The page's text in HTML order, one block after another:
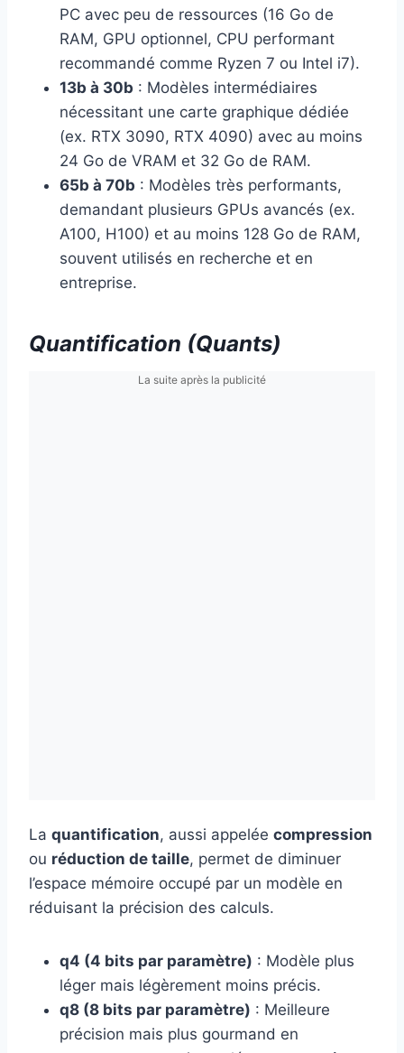
PC avec peu de ressources (16 Go de
RAM, GPU optionnel, CPU performant
recommandé comme Ryzen 7 ou Intel i7).
13b à 30b : Modèles intermédiaires
nécessitant une carte graphique dédiée
(ex. RTX 3090, RTX 4090) avec au moins
24 Go de VRAM et 32 Go de RAM.
65b à 70b : Modèles très performants,
demandant plusieurs GPUs avancés (ex.
A100, H100) et au moins 128 Go de RAM,
souvent utilisés en recherche et en
entreprise.
Quantification (Quants)
La suite après la publicité
La quantification, aussi appelée compression
ou réduction de taille, permet de diminuer
l’espace mémoire occupé par un modèle en
réduisant la précision des calculs.
q4 (4 bits par paramètre) : Modèle plus
léger mais légèrement moins précis.
q8 (8 bits par paramètre) : Meilleure
précision mais plus gourmand en